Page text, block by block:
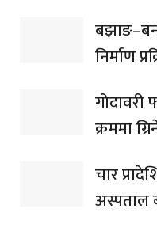
निर्माण
गोदावरी
क्रममा
चार
अस्पताल